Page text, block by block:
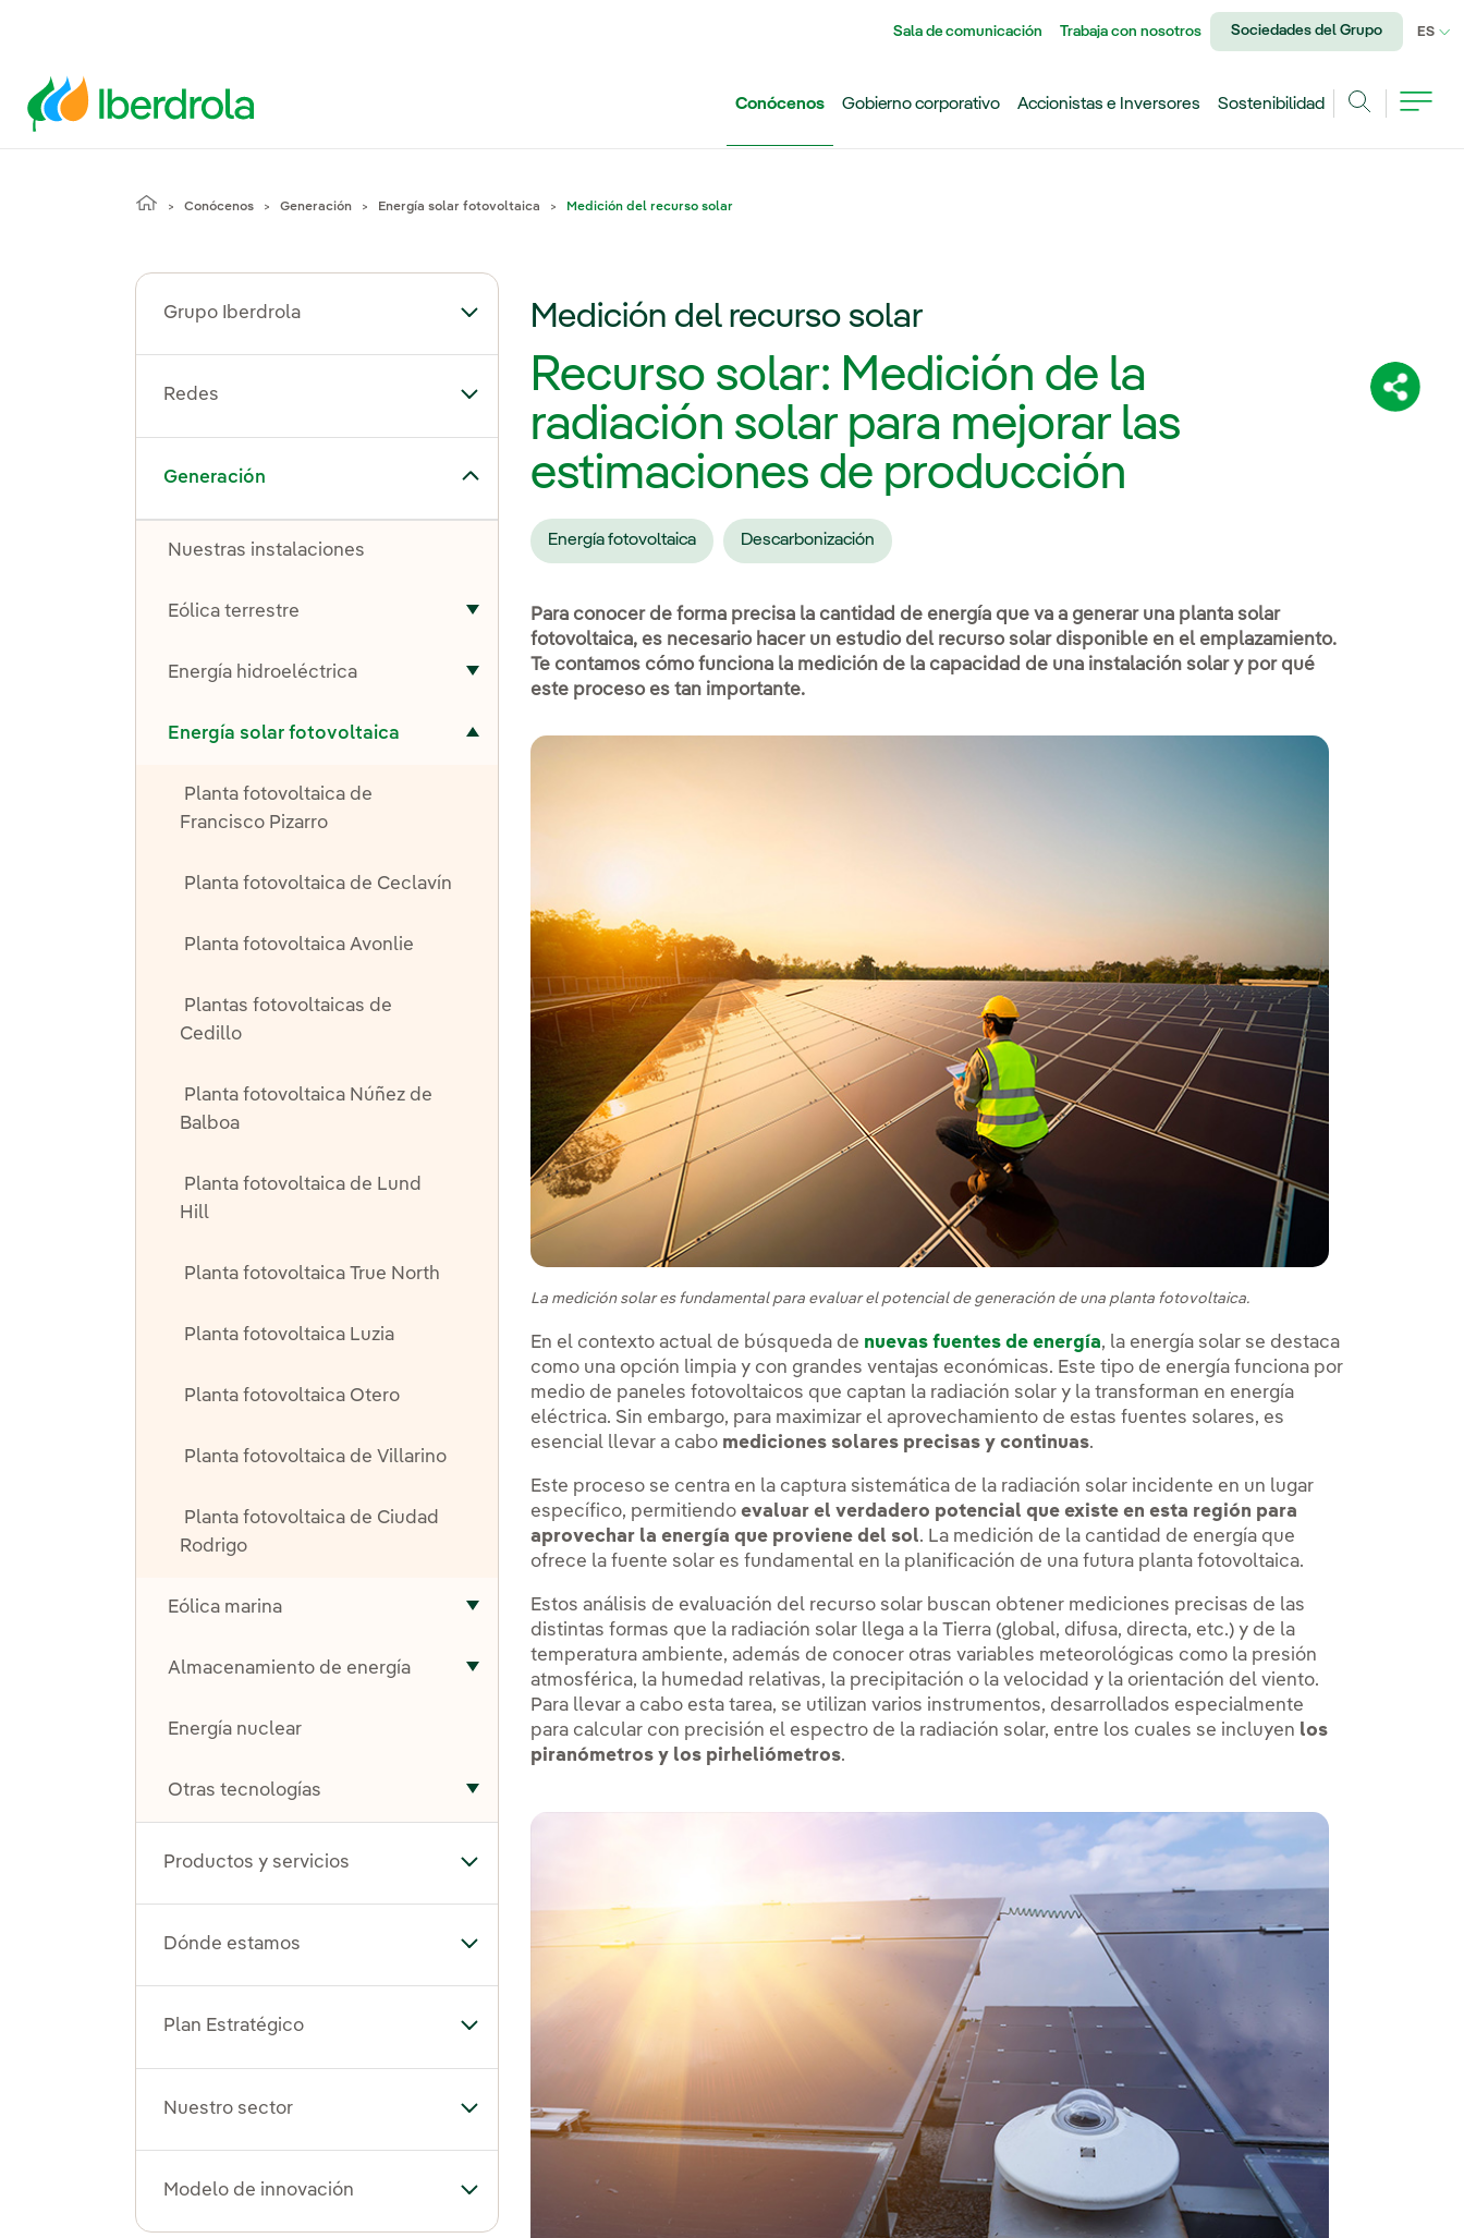
Sala de comunicación Trabaja con nosotros Sociedades del Grupo ES
Conócenos Gobierno corporativo Accionistas e Inversores
Sostenibilidad
Conócenos Generación Energía solar fotovoltaica Medición del recurso solar
Grupo Iberdrola Alternar el submenú para Grupo Iberdrola
Redes Alternar el submenú para Redes
Generación
Alternar el submenú para Generación
Nuestras instalaciones
Eólica terrestre
Alternar el submenú para Eólica terrestre
Energía hidroeléctrica
Alternar el submenú para Energía hidroeléctrica
Energía solar fotovoltaica
Planta fotovoltaica de
Francisco Pizarro
Planta fotovoltaica de Ceclavín
Planta fotovoltaica Avonlie
Plantas fotovoltaicas de
Cedillo
Planta fotovoltaica Núñez de
Balboa
Planta fotovoltaica de Lund
Hill
Planta fotovoltaica True North
Planta fotovoltaica Luzia
Planta fotovoltaica Otero
Planta fotovoltaica de Villarino
Planta fotovoltaica de Ciudad
Rodrigo
Eólica marina
Alternar el submenú para Eólica marina
Almacenamiento de energía
Alternar el submenú para Almacenamiento de energía
Energía nuclear
Otras tecnologías
Productos y servicios Alternar el submenú para Productos y servicios
Dónde estamos Alternar el submenú para Dónde estamos
Plan Estratégico Alternar el submenú para Plan Estratégico
Nuestro sector Alternar el submenú para Nuestro sector
Modelo de innovación Alternar el submenú para Modelo de innovación
Medición del recurso solar
Recurso solar: Medición de la
radiación solar para mejorar las
estimaciones de producción
Energía fotovoltaica Descarbonización
Para conocer de forma precisa la cantidad de energía que va a generar una planta solar
fotovoltaica, es necesario hacer un estudio del recurso solar disponible en el emplazamiento.
Te contamos cómo funciona la medición de la capacidad de una instalación solar y por qué
este proceso es tan importante.
La medición solar es fundamental para evaluar el potencial de generación de una planta fotovoltaica.
En el contexto actual de búsqueda de nuevas fuentes de energía, la energía solar se destaca
como una opción limpia y con grandes ventajas económicas. Este tipo de energía funciona por
medio de paneles fotovoltaicos que captan la radiación solar y la transforman en energía
eléctrica. Sin embargo, para maximizar el aprovechamiento de estas fuentes solares, es
esencial llevar a cabo mediciones solares precisas y continuas.
Este proceso se centra en la captura sistemática de la radiación solar incidente en un lugar
específico, permitiendoevaluar el verdadero potencial que existe en esta región para
aprovechar la energía que proviene del sol. La medición de la cantidad de energía que
ofrece la fuente solar es fundamental en la planificación de una futura planta fotovoltaica.
Estos análisis de evaluación del recurso solar buscan obtener mediciones precisas de las
distintas formas que la radiación solar llega a la Tierra (global, difusa, directa, etc.) y de la
temperatura ambiente, además de conocer otras variables meteorológicas como la presión
atmosférica, la humedad relativas, la precipitación o la velocidad y la orientación del viento.
Para llevar a cabo esta tarea, se utilizan varios instrumentos, desarrollados especialmente
para calcular con precisión el espectro de la radiación solar, entre los cuales se incluyen los
piranómetros y los pirheliómetros.